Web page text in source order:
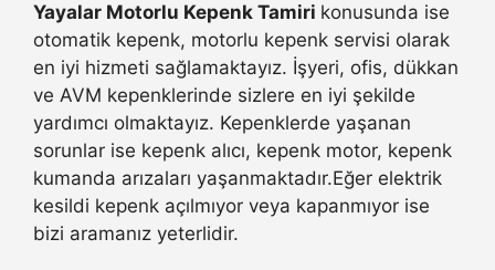
Yayalar Motorlu Kepenk Tamiri konusunda ise
otomatik kepenk, motorlu kepenk servisi olarak
en iyi hizmeti sağlamaktayız. İşyeri, ofis, dükkan
ve AVM kepenklerinde sizlere en iyi şekilde
yardımcı olmaktayız. Kepenklerde yaşanan
sorunlar ise kepenk alıcı, kepenk motor, kepenk
kumanda arızaları yaşanmaktadır.Eğer elektrik
kesildi kepenk açılmıyor veya kapanmıyor ise
bizi aramanız yeterlidir.